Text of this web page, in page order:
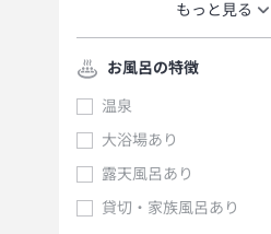
もっと見る
お風呂の特徴
温泉
大浴場あり
露天風呂あり
貸切・家族風呂あり